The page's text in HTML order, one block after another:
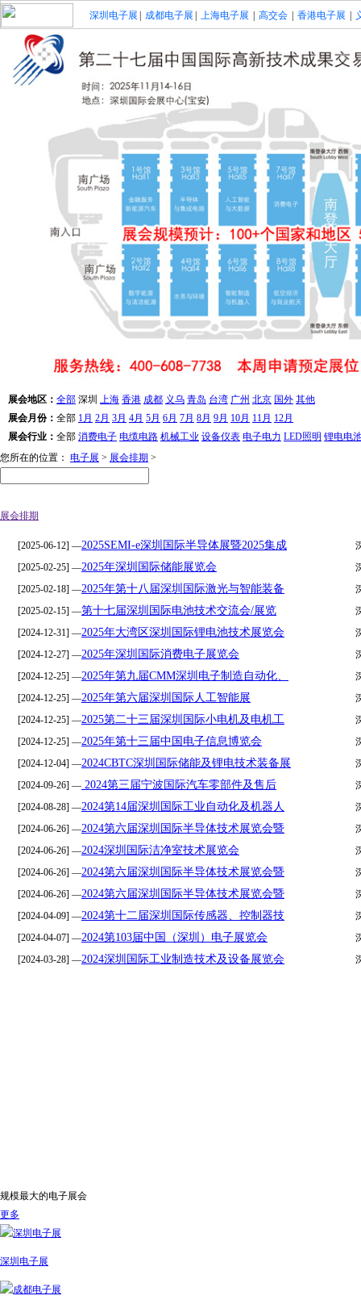
深圳电子展 成都电子展 上海电子展 高交会 香港电子展
展会地区： 全部 深圳 上海 香港 成都 义乌 青岛 台湾 广州 北京 国外 其他
展会月份： 全部 1月 2月 3月 4月 5月 6月 7月 8月 9月 10月 11月 12月
展会行业： 全部 消费电子 电缆电路 机械工业 设备仪表 电子电力 LED照明 锂电电
您所在的位置： 电子展 > 展会排期 >
展会排期
[2025-06-12] —2025SEMI-e深圳国际半导体展暨2025集成
[2025-02-25] —2025年深圳国际储能展览会
[2025-02-18] —2025年第十八届深圳国际激光与智能装备
[2025-02-15] —第十七届深圳国际电池技术交流会/展览
[2024-12-31] —2025年大湾区深圳国际锂电池技术展览会
[2024-12-27] —2025年深圳国际消费电子展览会
[2024-12-25] —2025年第九届CMM深圳电子制造自动化、
[2024-12-25] —2025年第六届深圳国际人工智能展
[2024-12-25] —2025第二十三届深圳国际小电机及电机工
[2024-12-25] —2025年第十三届中国电子信息博览会
[2024-12-04] —2024CBTC深圳国际储能及锂电技术装备展
[2024-09-26] — 2024第三届宁波国际汽车零部件及售后
[2024-08-28] —2024第14届深圳国际工业自动化及机器人
[2024-06-26] —2024第六届深圳国际半导体技术展览会暨
[2024-06-26] —2024深圳国际洁净室技术展览会
[2024-06-26] —2024第六届深圳国际半导体技术展览会暨
[2024-06-26] —2024第六届深圳国际半导体技术展览会暨
[2024-04-09] —2024第十二届深圳国际传感器、控制器技
[2024-04-07] —2024第103届中国（深圳）电子展览会
[2024-03-28] —2024深圳国际工业制造技术及设备展览会
规模最大的电子展会
更多
深圳电子展